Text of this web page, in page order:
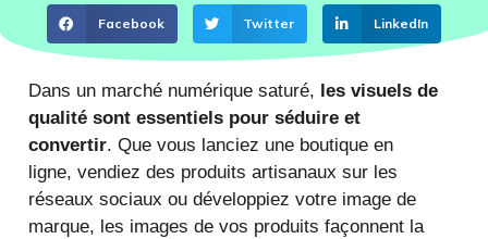
Facebook Twitter LinkedIn
Dans un marché numérique saturé, les visuels de
qualité sont essentiels pour séduire et
convertir. Que vous lanciez une boutique en
ligne, vendiez des produits artisanaux sur les
réseaux sociaux ou développiez votre image de
marque, les images de vos produits façonnent la